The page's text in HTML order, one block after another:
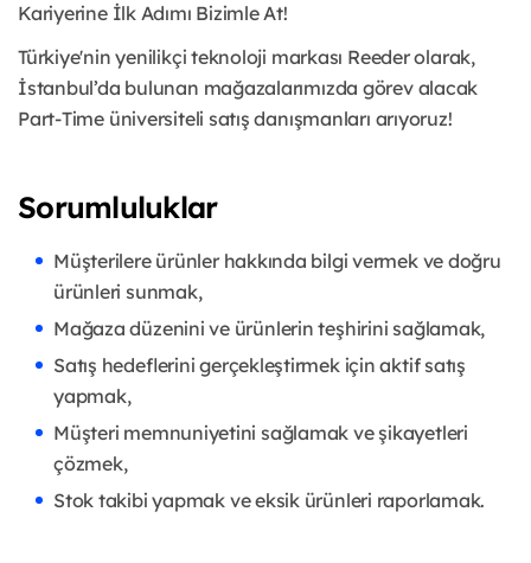
Kariyerine İlk Adımı Bizimle At!
Türkiye'nin yenilikçi teknoloji markası Reeder olarak,
İstanbul’da bulunan mağazalarımızda görev alacak
Part-Time üniversiteli satış danışmanları arıyoruz!
Sorumluluklar
Müşterilere ürünler hakkında bilgi vermek ve doğru
ürünleri sunmak,
Mağaza düzenini ve ürünlerin teşhirini sağlamak,
Satış hedeflerini gerçekleştirmek için aktif satış
yapmak,
Müşteri memnuniyetini sağlamak ve şikayetleri
çözmek,
Stok takibi yapmak ve eksik ürünleri raporlamak.